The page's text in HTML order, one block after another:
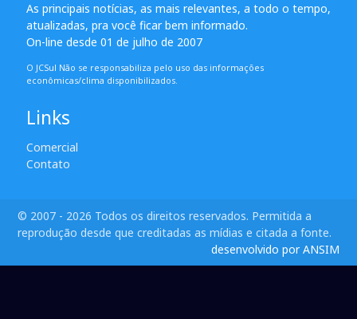
As principais notícias, as mais relevantes, a todo o tempo,
atualizadas, pra você ficar bem informado.
On-line desde 01 de julho de 2007
O JCSul Não se responsabiliza pelo uso das informações
econômicas/clima disponibilizados.
Links
Comercial
Contato
© 2007 - 2026 Todos os direitos reservados. Permitida a
reprodução desde que creditadas as mídias e citada a fonte.
desenvolvido por ANSIM